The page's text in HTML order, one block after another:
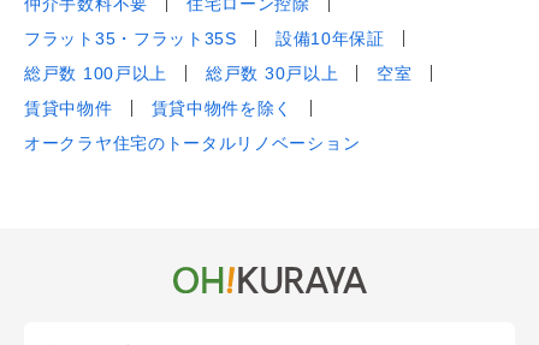
フラット35・フラット35S
設備10年保証
総戸数 100戸以上
総戸数 30戸以上
空室
賃貸中物件
賃貸中物件を除く
オークラヤ住宅のトータルリノベーション